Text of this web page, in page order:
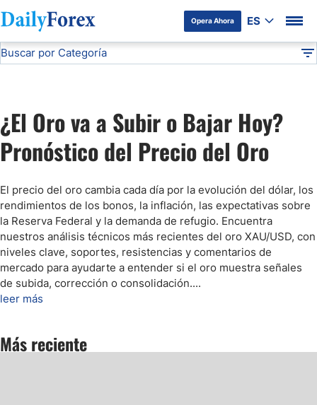
Opera Ahora ES
Divulgación del Anunciante
Buscar por Categoría
Análisis de Mercados Bursátiles
Pronóstico del S&P 500 Hoy
Pronóstico del EUR/USD
Pronóstico Peso Mexicano
Pronóstico del Nasdaq 100 Hoy
¿El Oro va a Subir o Bajar Hoy?
Pronóstico del Precio del Oro
El precio del oro cambia cada día por la evolución del dólar, los
rendimientos de los bonos, la inflación, las expectativas sobre
la Reserva Federal y la demanda de refugio. Encuentra
nuestros análisis técnicos más recientes del oro XAU/USD, con
niveles clave, soportes, resistencias y comentarios de
mercado para ayudarte a entender si el oro muestra señales
de subida, corrección o consolidación....
leer más
Más reciente